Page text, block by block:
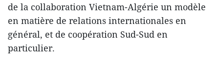
de la collaboration Vietnam-Algérie un modèle
en matière de relations internationales en
général, et de coopération Sud-Sud en
particulier.